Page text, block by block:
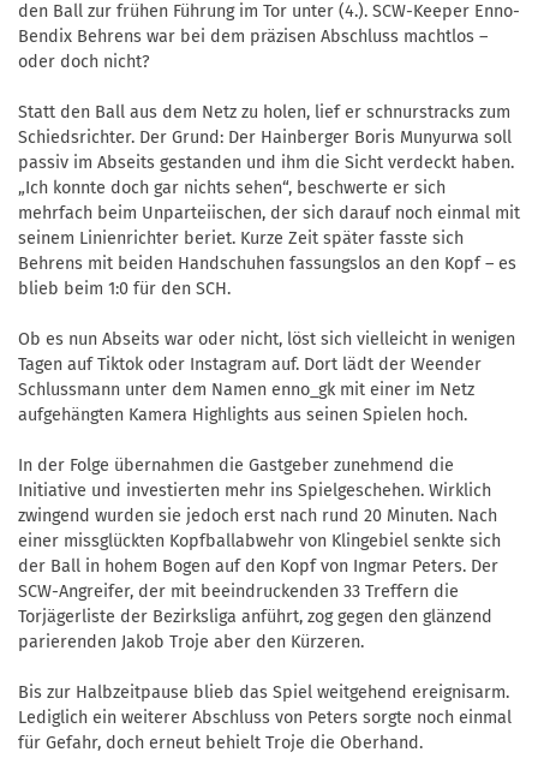
den Ball zur frühen Führung im Tor unter (4.). SCW-Keeper Enno-
Bendix Behrens war bei dem präzisen Abschluss machtlos –
oder doch nicht?
Statt den Ball aus dem Netz zu holen, lief er schnurstracks zum
Schiedsrichter. Der Grund: Der Hainberger Boris Munyurwa soll
passiv im Abseits gestanden und ihm die Sicht verdeckt haben.
„Ich konnte doch gar nichts sehen“, beschwerte er sich
mehrfach beim Unparteiischen, der sich darauf noch einmal mit
seinem Linienrichter beriet. Kurze Zeit später fasste sich
Behrens mit beiden Handschuhen fassungslos an den Kopf – es
blieb beim 1:0 für den SCH.
Ob es nun Abseits war oder nicht, löst sich vielleicht in wenigen
Tagen auf Tiktok oder Instagram auf. Dort lädt der Weender
Schlussmann unter dem Namen enno_gk mit einer im Netz
aufgehängten Kamera Highlights aus seinen Spielen hoch.
In der Folge übernahmen die Gastgeber zunehmend die
Initiative und investierten mehr ins Spielgeschehen. Wirklich
zwingend wurden sie jedoch erst nach rund 20 Minuten. Nach
einer missglückten Kopfballabwehr von Klingebiel senkte sich
der Ball in hohem Bogen auf den Kopf von Ingmar Peters. Der
SCW-Angreifer, der mit beeindruckenden 33 Treffern die
Torjägerliste der Bezirksliga anführt, zog gegen den glänzend
parierenden Jakob Troje aber den Kürzeren.
Bis zur Halbzeitpause blieb das Spiel weitgehend ereignisarm.
Lediglich ein weiterer Abschluss von Peters sorgte noch einmal
für Gefahr, doch erneut behielt Troje die Oberhand.